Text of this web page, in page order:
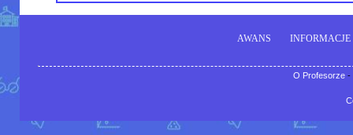
AWANS INFORMACJE
O Profesorze-